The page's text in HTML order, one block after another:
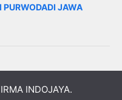
PURWODADI JAWA
INDOJAYA.